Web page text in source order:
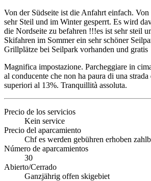
Von der Südseite ist die Anfahrt einfach.
sehr Steil und im Winter gesperrt. Es wird
die Nordseite zu befahren !!!es ist sehr steil
Skifahren im Sommer ein sehr schöner
Grillplätze bei Seilpark vorhanden und gratis
Magnifica impostazione. Parcheggiare in
al conducente che non ha paura di una strada
superiori al 13%. Tranquillità assoluta.
Precio de los servicios
Kein service
Precio del aparcamiento
Chf es werden gebühren erhoben
Número de aparcamientos
30
Abierto/Cerrado
Ganzjährig offen skigebiet